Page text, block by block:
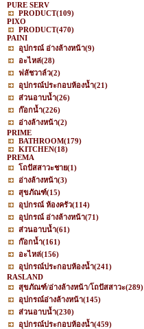
PURE SERV
PRODUCT(109)
PIXO
PRODUCT(470)
PAINI
อุปกรณ์ อ่างล้างหน้า(9)
อะไหล่(28)
ฟลัชวาล์ว(2)
อุปกรณ์ประกอบห้องน้ำ(21)
ส่วนอาบน้ำ(26)
ก๊อกน้ำ(226)
อ่างล้างหน้า(2)
PRIME
BATHROOM(179)
KITCHEN(18)
PREMA
โถปัสสาวะชาย(1)
อ่างล้างหน้า(3)
สุขภัณฑ์(15)
อุปกรณ์ ห้องครัว(114)
อุปกรณ์ อ่างล้างหน้า(71)
ส่วนอาบน้ำ(61)
ก๊อกน้ำ(161)
อะไหล่(156)
อุปกรณ์ประกอบห้องน้ำ(241)
RASLAND
สุขภัณฑ์/อ่างล้างหน้า/โถปัสสาวะ(289)
อุปกรณ์อ่างล้างหน้า(145)
ส่วนอาบน้ำ(230)
อุปกรณ์ประกอบห้องน้ำ(459)